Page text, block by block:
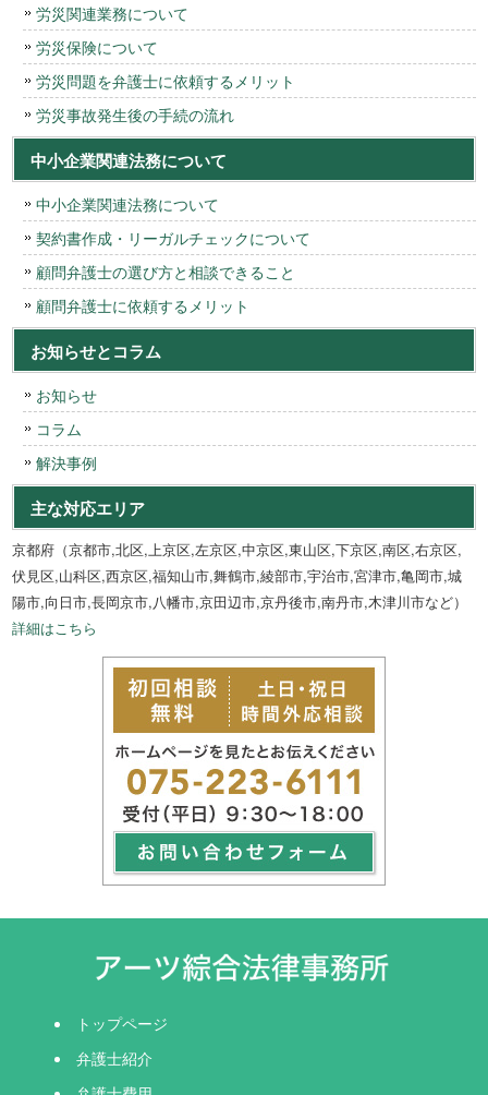
労災関連業務について
労災保険について
労災問題を弁護士に依頼するメリット
労災事故発生後の手続の流れ
中小企業関連法務について
中小企業関連法務について
契約書作成・リーガルチェックについて
顧問弁護士の選び方と相談できること
顧問弁護士に依頼するメリット
お知らせとコラム
お知らせ
コラム
解決事例
主な対応エリア
京都府（京都市,北区,上京区,左京区,中京区,東山区,下京区,南区,右京区,
伏見区,山科区,西京区,福知山市,舞鶴市,綾部市,宇治市,宮津市,亀岡市,城
陽市,向日市,長岡京市,八幡市,京田辺市,京丹後市,南丹市,木津川市など）
詳細はこちら
トップページ
弁護士紹介